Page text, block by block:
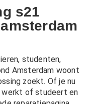
s21
studenten,
Amsterdam woont
zoekt. Of je nu
werkt of studeert en